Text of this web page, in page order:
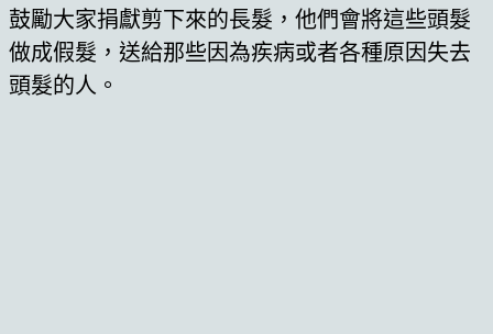
鼓勵大家捐獻剪下來的長髮，他們會將這些頭髮
做成假髮，送給那些因為疾病或者各種原因失去
頭髮的人。